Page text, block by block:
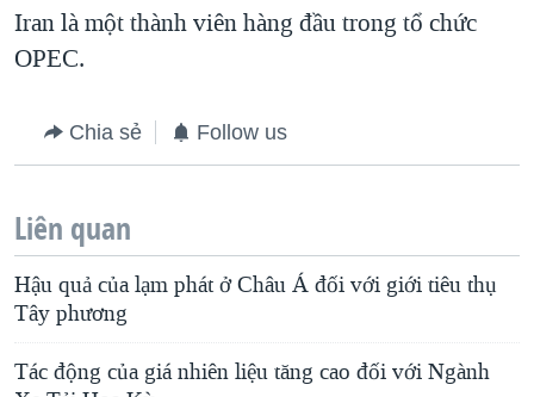
Iran là một thành viên hàng đầu trong tổ chức
OPEC.
Chia sẻ Follow us
Liên quan
Hậu quả của lạm phát ở Châu Á đối với giới tiêu thụ
Tây phương
Tác động của giá nhiên liệu tăng cao đối với Ngành